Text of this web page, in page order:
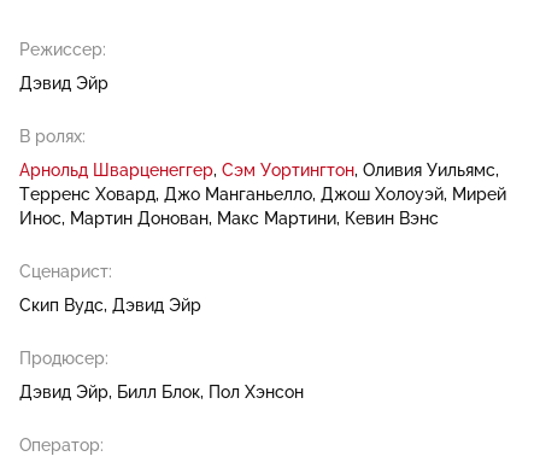
Режиссер:
Дэвид Эйр
В ролях:
Арнольд Шварценеггер Сэм Уортингтон Оливия Уильямс
Терренс Ховард Джо Манганьелло Джош Холоуэй Мирей
Инос Мартин Донован Макс Мартини Кевин Вэнс
Сценарист:
Скип Вудс Дэвид Эйр
Продюсер:
Дэвид Эйр Билл Блок Пол Хэнсон
Оператор: